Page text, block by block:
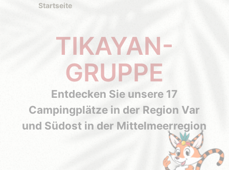
Startseite
TIKAYAN-
GRUPPE
Entdecken Sie unsere 17
Campingplätze in der Region Var
und Südost in der Mittelmeerregion